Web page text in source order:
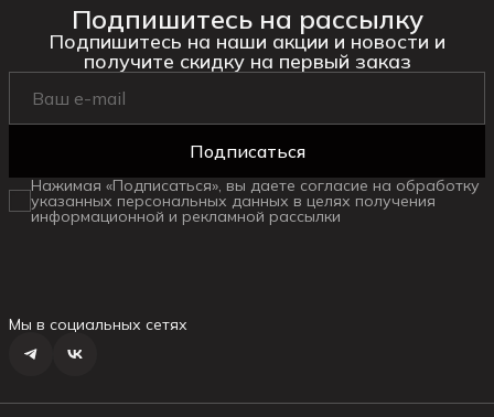
Подпишитесь на рассылку
Подпишитесь на наши акции и новости и
получите скидку на первый заказ
Подписаться
Нажимая «Подписаться», вы даете согласие на обработку
указанных персональных данных в целях получения
информационной и рекламной рассылки
Мы в социальных сетях